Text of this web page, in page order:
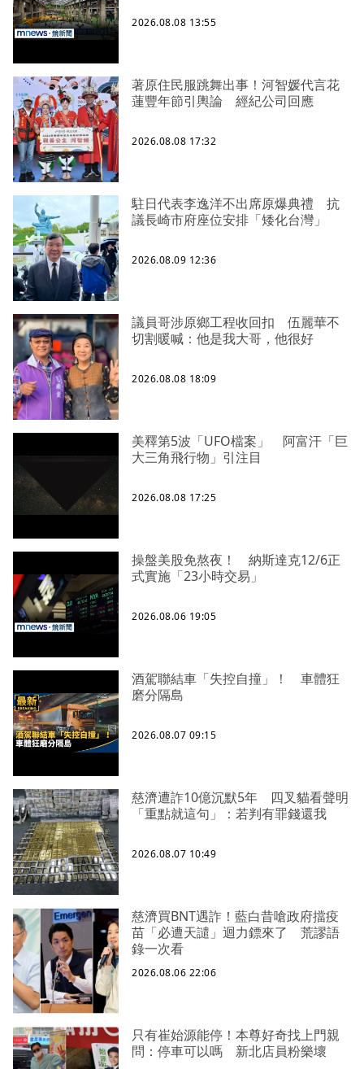
2026.08.08 13:55
著原住民服跳舞出事！河智媛代言花
蓮豐年節引輿論 經紀公司回應
2026.08.08 17:32
駐日代表李逸洋不出席原爆典禮 抗
議長崎市府座位安排「矮化台灣」
2026.08.09 12:36
議員哥涉原鄉工程收回扣 伍麗華不
切割暖喊：他是我大哥，他很好
2026.08.08 18:09
美釋第5波「UFO檔案」 阿富汗「巨
大三角飛行物」引注目
2026.08.08 17:25
操盤美股免熬夜！ 納斯達克12/6正
式實施「23小時交易」
2026.08.06 19:05
酒駕聯結車「失控自撞」！ 車體狂
磨分隔島
2026.08.07 09:15
慈濟遭詐10億沉默5年 四叉貓看聲明
「重點就這句」：若判有罪錢還我
2026.08.07 10:49
慈濟買BNT遇詐！藍白昔嗆政府擋疫
苗「必遭天譴」迴力鏢來了 荒謬語
錄一次看
2026.08.06 22:06
只有崔始源能停！本尊好奇找上門親
問：停車可以嗎 新北店員粉樂壞